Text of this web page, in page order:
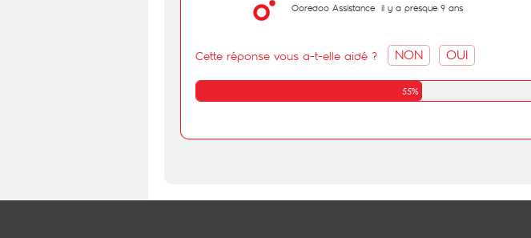
Ooredoo Assistance il y a presque 9 ans
Cette réponse vous a-t-elle aidé ? NON OUI
55%